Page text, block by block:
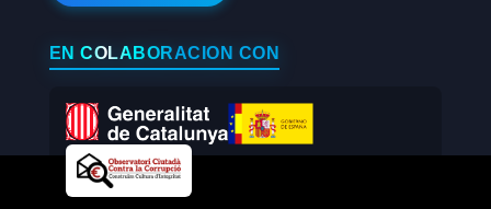
EN COLABORACIÓN CON